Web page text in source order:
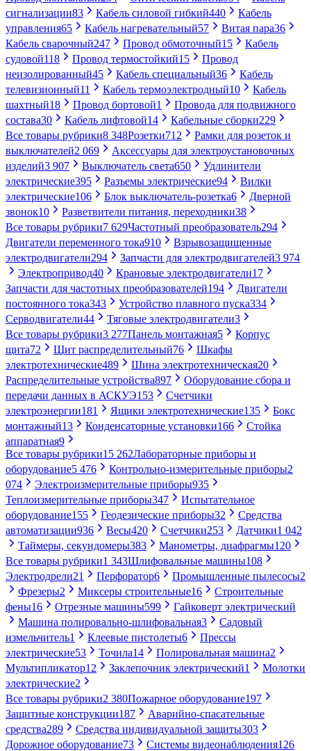
сигнализации83 Кабель силовой гибкий440
Кабель
управления65 Кабель нагревательный57 Витая пара36
Кабель сварочный247 Провод обмоточный15
Кабель
судовой118 Провод термостойкий15
Провод
неизолированный45 Кабель специальный36
Кабель
телевизионный11 Кабель термоэлектродный10
Кабель
шахтный18 Провод бортовой1
Провода для подвижного
состава30 Кабель лифтовой14 Кабельные сборки229
Все товары рубрики8 348Розетки712
Рамки для розеток и
выключателей2 069
Аксессуары для электроустановочных
изделий3 907 Выключатель света650
Удлинители
электрические395 Разъемы электрические94
Вилки
электрические106 Блок выключатель-розетка6
Дверной
звонок10 Разветвители питания, переходники38
Все товары рубрики7 629Частотный преобразователь294
Двигатели переменного тока910
Взрывозащищенные
электродвигатели294 Запчасти для электродвигателей3 974
Электропривод40 Крановые электродвигатели17
Запчасти для частотных преобразователей194
Двигатели
постоянного тока343 Устройство плавного пуска334
Серводвигатели44 Тяговые электродвигатели3
Все товары рубрики3 277Панель монтажная5
Корпус
щита72 Щит распределительный76
Шкафы
электротехнические489 Шина электротехническая20
Распределительные устройства897
Оборудование сбора и
передачи данных в АСКУЭ153
Счетчики
электроэнергии181 Ящики электротехнические135
Бокс
монтажный13 Конденсаторные установки166
Стойка
аппаратная9
Все товары рубрики15 262Лабораторные приборы и
оборудование5 476 Контрольно-измерительные приборы2
074
Электроизмерительные приборы935
Теплоизмерительные приборы347
Испытательное
оборудование155 Геодезические приборы32
Средства
автоматизации936 Весы420 Счетчики253 Датчики1 042
Таймеры, секундомеры383 Манометры, диафрагмы120
Все товары рубрики1 343Шлифовальные машины108
Электродрели21 Перфоратор6 Промышленные пылесосы2
Фрезеры2 Миксеры строительные16
Строительные
фены16 Отрезные машины599
Гайковерт электрический
Машина полировально-шлифовальная3
Садовый
измельчитель1 Клеевые пистолеты6
Прессы
электрические53 Точила14 Полировальная машина2
Мультипликатор12 Заклепочник электрический1
Молотки
электрические2
Все товары рубрики2 380Пожарное оборудование197
Защитные конструкции187
Аварийно-спасательные
средства289 Средства индивидуальной защиты303
Дорожное оборудование73 Системы видеонаблюдения126